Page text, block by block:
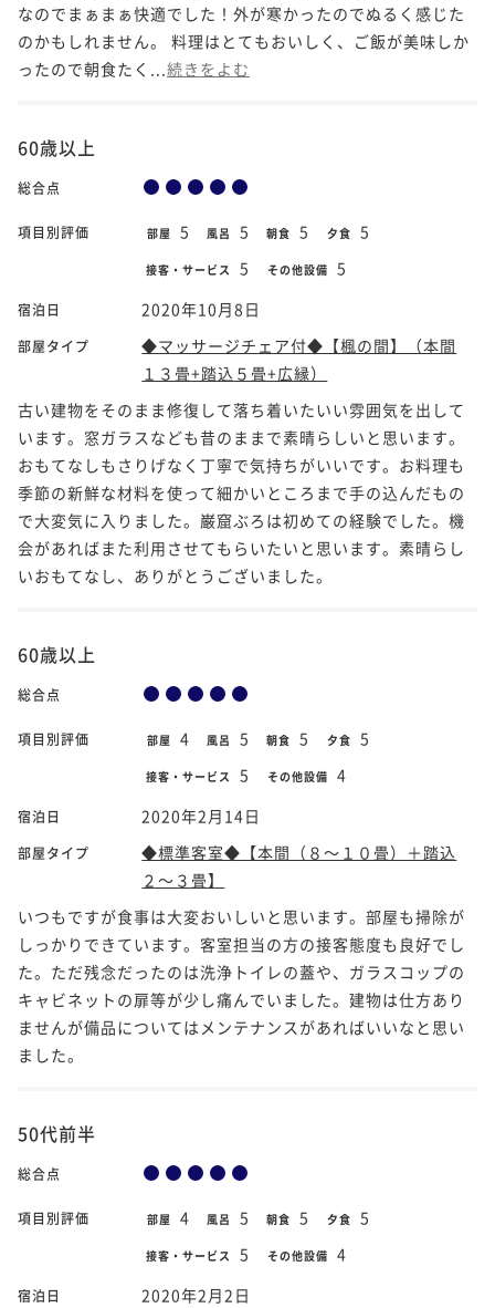
なのでまぁまぁ快適でした！外が寒かったのでぬるく感じた
のかもしれません。 料理はとてもおいしく、ご飯が美味しか
ったので朝食たく... 続きをよむ
60歳以上
総合点
項目別評価 部屋 5 風呂 5 朝食 5 夕食 5
接客・サービス 5 その他設備 5
宿泊日 2020年10月8日
部屋タイプ
◆マッサージチェア付◆【楓の間】（本間
１３畳+踏込５畳+広縁）
古い建物をそのまま修復して落ち着いたいい雰囲気を出して
います。窓ガラスなども昔のままで素晴らしいと思います。
おもてなしもさりげなく丁寧で気持ちがいいです。お料理も
季節の新鮮な材料を使って細かいところまで手の込んだもの
で大変気に入りました。巌窟ぶろは初めての経験でした。機
会があればまた利用させてもらいたいと思います。素晴らし
いおもてなし、ありがとうございました。
60歳以上
総合点
項目別評価 部屋 4 風呂 5 朝食 5 夕食 5
接客・サービス 5 その他設備 4
宿泊日 2020年2月14日
部屋タイプ
◆標準客室◆【本間（８～１０畳）＋踏込
２～３畳】
いつもですが食事は大変おいしいと思います。部屋も掃除が
しっかりできています。客室担当の方の接客態度も良好でし
た。ただ残念だったのは洗浄トイレの蓋や、ガラスコップの
キャビネットの扉等が少し痛んでいました。建物は仕方あり
ませんが備品についてはメンテナンスがあればいいなと思い
ました。
50代前半
総合点
項目別評価 部屋 4 風呂 5 朝食 5 夕食 5
接客・サービス 5 その他設備 4
宿泊日 2020年2月2日